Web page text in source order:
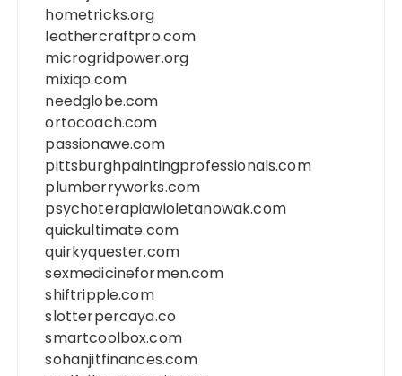
hometricks.org
leathercraftpro.com
microgridpower.org
mixiqo.com
needglobe.com
ortocoach.com
passionawe.com
pittsburghpaintingprofessionals.com
plumberryworks.com
psychoterapiawioletanowak.com
quickultimate.com
quirkyquester.com
sexmedicineformen.com
shiftripple.com
slotterpercaya.co
smartcoolbox.com
sohanjitfinances.com